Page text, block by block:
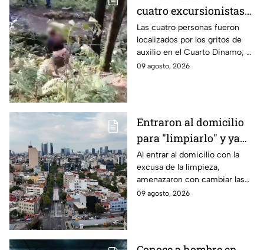
cuatro excursionistas
perdidos en Los
Dinamos, CDMX
Las cuatro personas fueron
localizados por los gritos de
auxilio en el Cuarto Dinamo; al
ser rescatados se encontraban
09 agosto, 2026
Entraron al domicilio
para "limpiarlo" y ya
no lo dejaron entrar:
Cae banda por despojo
de inmueble en la GAM
Al entrar al domicilio con la
excusa de la limpieza,
amenazaron con cambiar las
chapas, ya que mostraron un
09 agosto, 2026